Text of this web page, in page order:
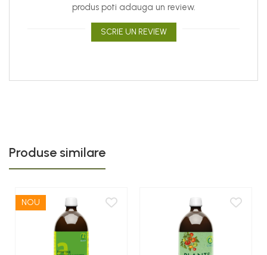
produs poti adauga un review.
SCRIE UN REVIEW
Produse similare
NOU